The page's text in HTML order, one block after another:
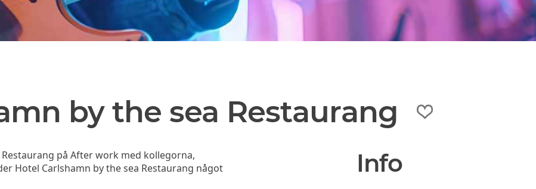
by the sea Restaurang
på After work med kollegorna,
Hotel Carlshamn by the sea Restaurang något
Info